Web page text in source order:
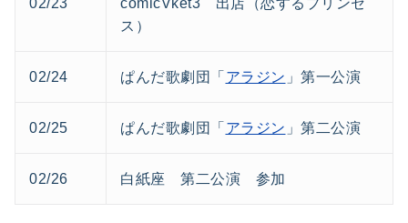
ス）
02/24 ぱんだ歌劇団「 アラジン 」第一公演
02/25 ぱんだ歌劇団「 アラジン 」第二公演
02/26 白紙座 第二公演 参加